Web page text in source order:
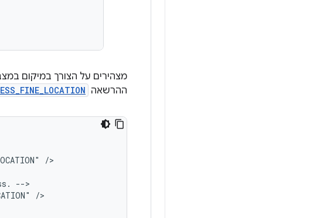
מצהירים על הצורך במיקום
ההרשאה
/>
/>